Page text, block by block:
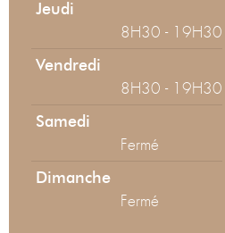
Jeudi
8H30 - 19H30
Vendredi
8H30 - 19H30
Samedi
Fermé
Dimanche
Fermé